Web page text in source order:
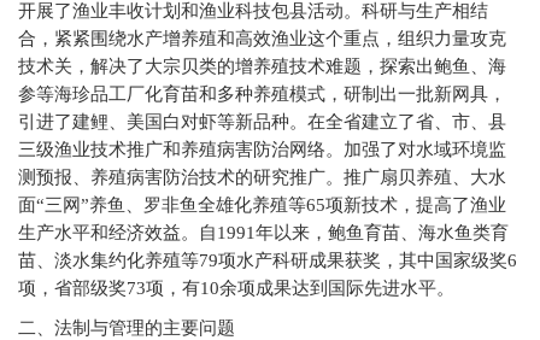
开展了渔业丰收计划和渔业科技包县活动。科研与生产相结
合，紧紧围绕水产增养殖和高效渔业这个重点，组织力量攻克
技术关，解决了大宗贝类的增养殖技术难题，探索出鲍鱼、海
参等海珍品工厂化育苗和多种养殖模式，研制出一批新网具，
引进了建鲤、美国白对虾等新品种。在全省建立了省、市、县
三级渔业技术推广和养殖病害防治网络。加强了对水域环境监
测预报、养殖病害防治技术的研究推广。推广扇贝养殖、大水
面“三网”养鱼、罗非鱼全雄化养殖等65项新技术，提高了渔业
生产水平和经济效益。自1991年以来，鲍鱼育苗、海水鱼类育
苗、淡水集约化养殖等79项水产科研成果获奖，其中国家级奖6
项，省部级奖73项，有10余项成果达到国际先进水平。
二、法制与管理的主要问题